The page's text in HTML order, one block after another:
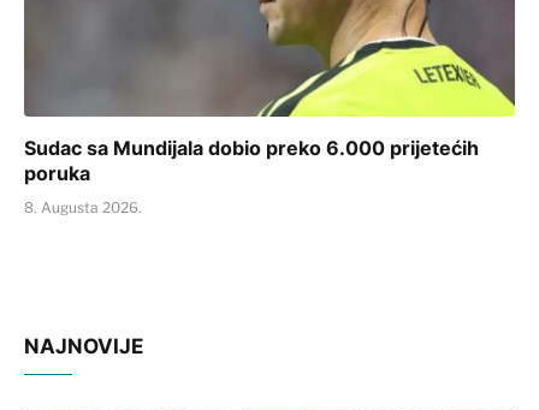
Sudac sa Mundijala dobio preko 6.000 prijetećih
poruka
8. Augusta 2026.
NAJNOVIJE